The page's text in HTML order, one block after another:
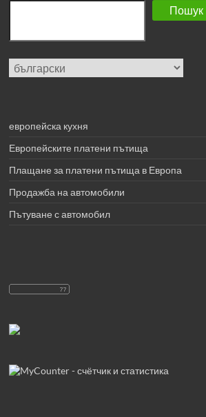
Пошук
Изберете
език
европейска кухня
Европейските платени пътища
Плащане за платени пътища в Европа
Продажба на автомобили
Пътуване с автомобил